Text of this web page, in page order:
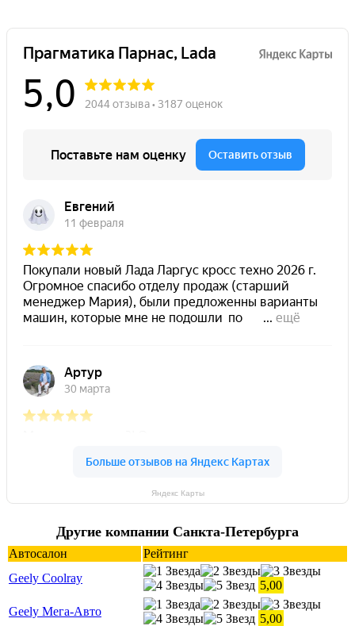
Яндекс Карты
Другие компании Санкта-Петербурга
Автосалон
Рейтинг
Geely Coolray
5,00
Geely Мега-Авто
5,00